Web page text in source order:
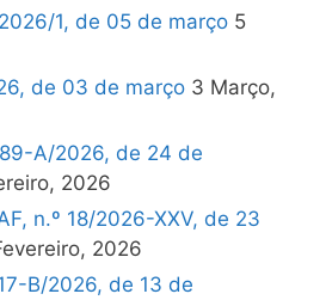
1, de 05 de março 5
de 03 de março 3 Março,
A/2026, de 24 de
2026
n.º 18/2026-XXV, de 23
2026
B/2026, de 13 de